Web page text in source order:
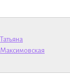
Татьяна
Максимовская